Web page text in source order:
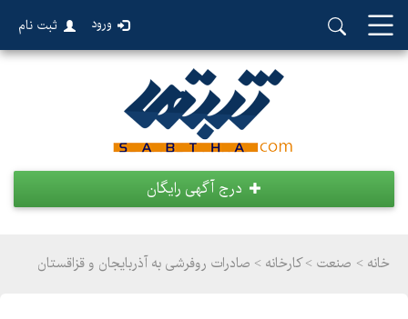
ورود ثبت نام
درج آگهی رایگان
خانه > صنعت >کارخانه > صادرات روفرشی به آذربایجان و قزاقستان